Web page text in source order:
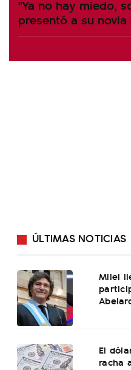
"Ya no hay miedo,
presentó a su
ÚLTIMAS NOTICIAS
Milei
El
racha